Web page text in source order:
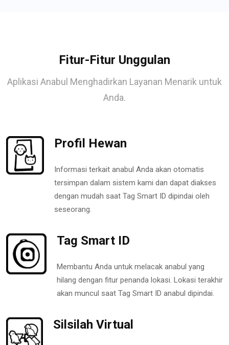
Fitur-Fitur Unggulan
Aplikasi Anabul Menghadirkan Layanan Menarik untuk
Anda.
Profil Hewan
Informasi terkait anabul Anda akan otomatis
tersimpan dalam sistem kami dan dapat diakses
dengan mudah saat Tag Smart ID dipindai oleh
seseorang.
Tag Smart ID
Membantu Anda untuk melacak anabul yang
hilang dengan fitur penanda lokasi. Lokasi terakhir
akan muncul saat Tag Smart ID anabul dipindai.
Silsilah Virtual